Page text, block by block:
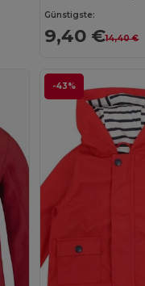
Günstigste:
9,40 €14,40 €
-43%